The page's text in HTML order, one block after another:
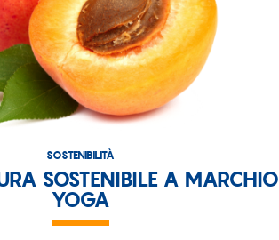
SOSTENIBILITÀ
SOSTENIBILE A MARCHIO
YOGA